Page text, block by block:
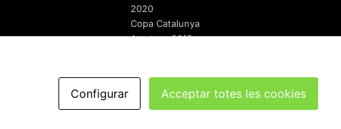
2020
Copa Catalunya
Amateur 2019
redaccio@futbolcatalunya.com
Configurar Acceptar totes les cookies